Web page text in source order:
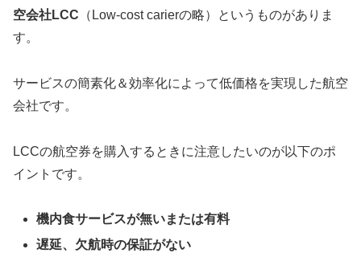
空会社LCC （Low-cost carierの略）というものがありま
す。
サービスの簡素化＆効率化によって低価格を実現した航空
会社です。
LCCの航空券を購入するときに注意したいのが以下のポ
イントです。
機内食サービスが無いまたは有料
遅延、欠航時の保証がない